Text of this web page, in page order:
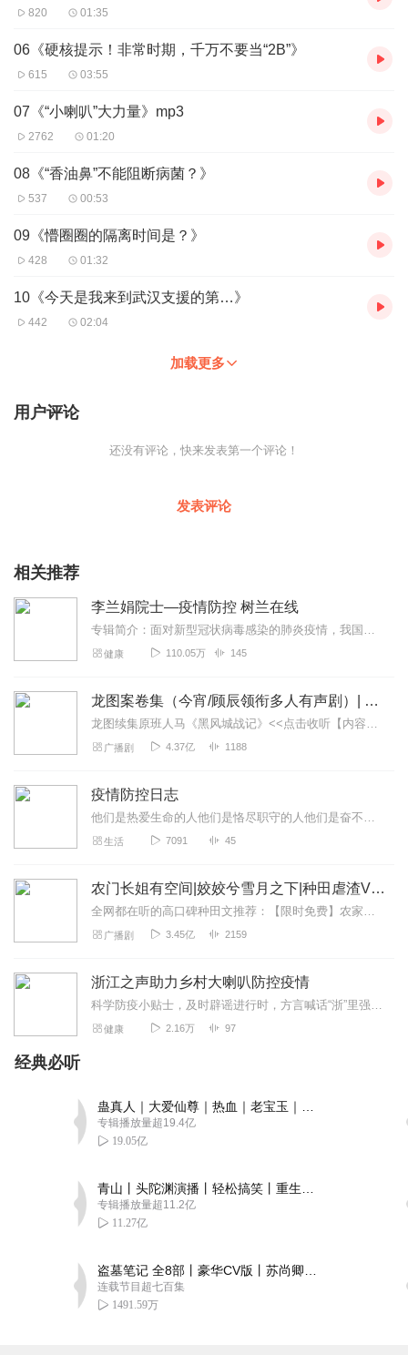
的特邀编剧，为本剧源源不断地提供最鲜活的素材，让《韭菜妹的
820 01:35
06《硬核提示！非常时期，千万不要当“2B”》
615 03:55
07《“小喇叭”大力量》mp3
2762 01:20
08《“香油鼻”不能阻断病菌？》
537 00:53
09《懵圈圈的隔离时间是？》
428 01:32
10《今天是我来到武汉支援的第…》
442 02:04
加载更多
用户评论
还没有评论，快来发表第一个评论！
发表评论
相关推荐
李兰娟院士—疫情防控 树兰在线
专辑简介：面对新型冠状病毒感染的肺炎疫情，我国著名传染病学专家李兰娟院士持续跟进作出分析，并解答公众关心的问题。本栏目音频包括李院士的原音传真和网友问答两个部分...
健康 110.05万 145
龙图案卷集（今宵/顾辰领衔多人有声剧）| 探案
龙图续集原班人马《黑风城战记》<<点击收听【内容简介】《龙图案卷集》是由耳雅根据古典名著《三侠五义》（又叫七五）改编所写的网络小说，主要讲述的是鼠（白玉堂）...
广播剧 4.37亿 1188
疫情防控日志
他们是热爱生命的人他们是恪尽职守的人他们是奋不顾身的人他们是你我身边的人他们/为生命驰援，不论远近他们/为生命守候，不论朝暮FM106.1西安资讯广播特别制作—...
生活 7091 45
农门长姐有空间|姣姣兮雪月之下|种田虐渣VIP免费
全网都在听的高口碑种田文推荐：【限时免费】农家小福女|姣姣兮郁雨竹|全网最快寒门大俗人|姣姣兮杜骁|萌宝女强古言爽文魏晋干饭人未删减全网最快|农家小福...
广播剧 3.45亿 2159
浙江之声助力乡村大喇叭防控疫情
科学防疫小贴士，及时辟谣进行时，方言喊话“浙”里强...守望同行，一起加油。
健康 2.16万 97
经典必听
专辑播放量超19.4亿
19.05亿
专辑播放量超11.2亿
11.27亿
连载节目超七百集
1491.59万